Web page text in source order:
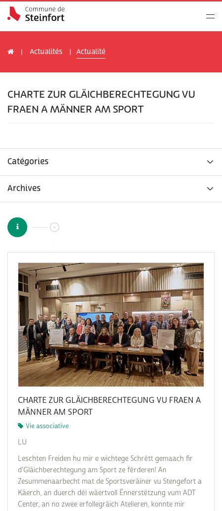
Actualités Actualité
CHARTE ZUR GLÄICHBERECHTEGUNG VU
FRAEN A MÄNNER AM SPORT
Catégories
Archives
CHARTE ZUR GLÄICHBERECHTEGUNG VU FRAEN A
MÄNNER AM SPORT
Vie associative
LU
Leschten Freiden hu mir e wichtege Schrëtt gemaach fir
d'Gläichberechtegung am Sport ze fërderen! An
Zesummenaarbecht mat de Sportsveräiner vu Stengefort a
Käerch, an duerch déi wäertvoll Ënnerstëtzung vum ADT
Center, an no zwee erfollegräich Atelieren, konnte mir